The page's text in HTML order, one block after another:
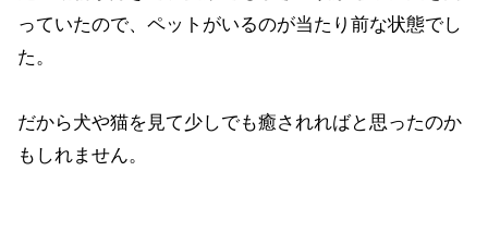
っていたので、ペットがいるのが当たり前な状態でし
た。
だから犬や猫を見て少しでも癒されればと思ったのか
もしれません。